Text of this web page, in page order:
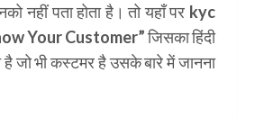
नहीं पता होता है। तो यहाँ पर kyc
Your Customer” जिसका हिंदी
है जो भी कस्टमर है उसके बारे में जानना